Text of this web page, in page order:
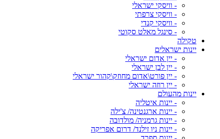
- וויסקי ישראלי
- וויסקי צרפתי
- וויסקי קנדי
- סינגל מאלט סקוטי
טקילה
יינות ישראלים
- יין אדום ישראלי
- יין לבן ישראלי
- יין פורט\אדום מחוזק\קהור ישראלי
- יין רוזה ישראלי
יינות מהעולם
- יינות איטליה
- יינות ארגנטינה/ צ'ילה
- יינות גרמניה/ מולדובה
- יינות ניו זילנד/ דרום אפריקה